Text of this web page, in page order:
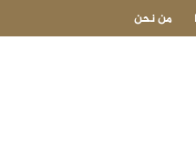
السفن التجارية
من نحن